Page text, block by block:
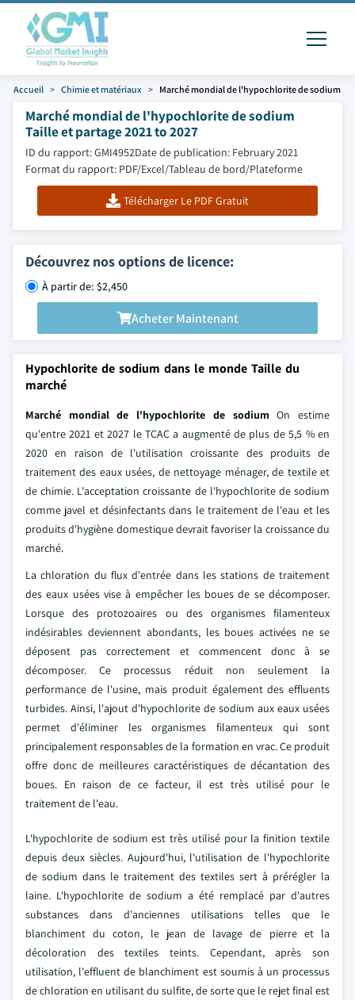
Accueil Chimie et matériaux Marché mondial de l'hypochlorite de sodium
Marché mondial de l'hypochlorite de sodium
Taille et partage 2021 to 2027
ID du rapport: GMI4952Date de publication: February 2021
Format du rapport: PDF/Excel/Tableau de bord/Plateforme
Télécharger Le PDF Gratuit
Découvrez nos options de licence:
À partir de: $2,450
Acheter Maintenant
Hypochlorite de sodium dans le monde Taille du
marché
Marché mondial de l'hypochlorite de sodiumOn estime
qu'entre 2021 et 2027 le TCAC a augmenté de plus de 5,5 % en
2020 en raison de l'utilisation croissante des produits de
traitement des eaux usées, de nettoyage ménager, de textile et
de chimie. L'acceptation croissante de l'hypochlorite de sodium
comme javel et désinfectants dans le traitement de l'eau et les
produits d'hygiène domestique devrait favoriser la croissance du
marché.
La chloration du flux d'entrée dans les stations de traitement
des eaux usées vise à empêcher les boues de se décomposer.
Lorsque des protozoaires ou des organismes filamenteux
indésirables deviennent abondants, les boues activées ne se
déposent pas correctement et commencent donc à se
décomposer. Ce processus réduit non seulement la
performance de l'usine, mais produit également des effluents
turbides. Ainsi, l'ajout d'hypochlorite de sodium aux eaux usées
permet d'éliminer les organismes filamenteux qui sont
principalement responsables de la formation en vrac. Ce produit
offre donc de meilleures caractéristiques de décantation des
boues. En raison de ce facteur, il est très utilisé pour le
traitement de l'eau.
L'hypochlorite de sodium est très utilisé pour la finition textile
depuis deux siècles. Aujourd'hui, l'utilisation de l'hypochlorite
de sodium dans le traitement des textiles sert à prérégler la
laine. L'hypochlorite de sodium a été remplacé par d'autres
substances dans d'anciennes utilisations telles que le
blanchiment du coton, le jean de lavage de pierre et la
décoloration des textiles teints. Cependant, après son
utilisation, l'effluent de blanchiment est soumis à un processus
de chloration en utilisant du sulfite, de sorte que le rejet final est